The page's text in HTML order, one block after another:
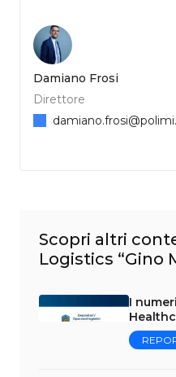
Damiano Frosi
Direttore
Scopri altri
Logistics “Gino
I